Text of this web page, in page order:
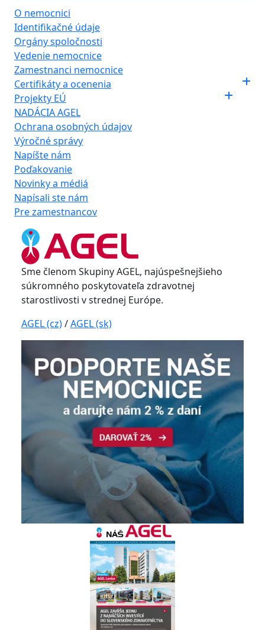
O nemocnici
Identifikačné údaje
Orgány spoločnosti
Vedenie nemocnice
Zamestnanci nemocnice
Certifikáty a ocenenia
Projekty EÚ
NADÁCIA AGEL
Ochrana osobných údajov
Výročné správy
Napíšte nám
Poďakovanie
Novinky a médiá
Napísali ste nám
Pre zamestnancov
Sme členom Skupiny AGEL, najúspešnejšieho
súkromného poskytovateľa zdravotnej
starostlivosti v strednej Európe.
AGEL (cz)/AGEL (sk)